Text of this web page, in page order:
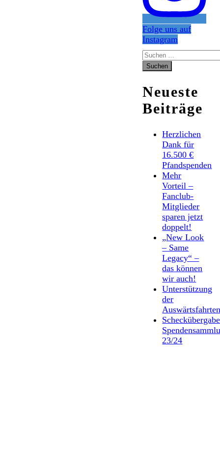
Folge uns auf
Instagram
Suchen
nach:
Neueste
Beiträge
Herzlichen
Dank für
16.500 €
Pfandspenden
Mehr
Vorteil –
Fanclub-
Mitglieder
sparen jetzt
doppelt!
„New Look
– Same
Legacy“ –
das können
wir auch!
Unterstützung
der
Scheckübergabe
23/24